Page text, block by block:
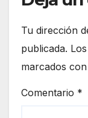
Tu dirección
publicada.
marcados con
Comentario *